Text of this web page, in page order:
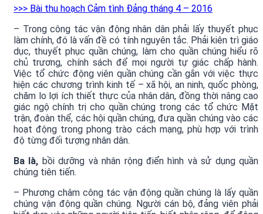
>>> Bài thu hoạch Cảm tình Đảng tháng 4 – 2016
– Trong công tác vận động nhân dân phải lấy thuyết phục
làm chính, đó là vấn đề có tính nguyên tắc. Phải kiên trì giáo
dục, thuyết phục quần chúng, làm cho quần chúng hiểu rõ
chủ trương, chính sách để mọi người tự giác chấp hành.
Việc tổ chức động viên quần chúng cần gắn với việc thực
hiện các chương trình kinh tế – xã hội, an ninh, quốc phòng,
chăm lo lợi ích thiết thực của nhân dân, đồng thời nâng cao
giác ngộ chính trị cho quần chúng trong các tổ chức Mặt
trận, đoàn thể, các hội quần chúng, đưa quần chúng vào các
hoạt động trong phong trào cách mạng, phù hợp với trình
độ từng đối tượng nhân dân.
Ba là, bồi dưỡng và nhân rộng điển hình và sử dụng quần
chúng tiên tiến.
– Phương châm công tác vận động quần chúng là lấy quần
chúng vận động quần chúng. Người cán bộ, đảng viên phải